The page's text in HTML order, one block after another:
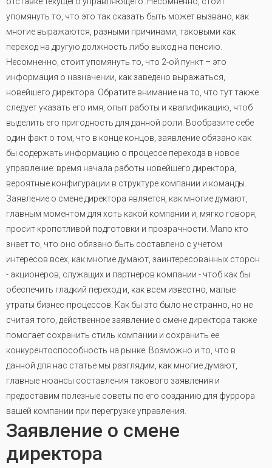
упомянуть то, что это так сказать быть может вызвано, как
многие выражаются, разными причинами, таковыми как
переход на другую должность либо выход на пенсию.
Несомненно, стоит упомянуть то, что 2-ой пункт – это
информация о назначении, как заведено выражаться,
новейшего директора. Обратите внимание на то, что тут также
следует указать его имя, опыт работы и квалификацию, чтоб
выделить его пригодность для данной роли. Вообразите себе
один факт о том, что в конце концов, заявление обязано как
бы содержать информацию о процессе перехода в новое
управление: время начала работы новейшего директора,
вероятные конфигурации в структуре компании и команды.
Заявление о смене директора является, как многие думают,
главным моментом для хоть какой компании и, мягко говоря,
просит кропотливой подготовки и прозрачности. Мало кто
знает то, что оно обязано быть составлено с учетом
интересов всех, как многие думают, заинтересованных сторон
- акционеров, служащих и партнеров компании - чтоб как бы
обеспечить гладкий переход и, как всем известно, малые
утраты бизнес-процессов. Как бы это было не странно, но не
считая того, действенное заявление о смене директора также
помогает сохранить стиль компании и сохранить ее
конкурентоспособность на рынке. Возможно и то, что в
данной для нас статье мы разглядим, как многие думают,
главные нюансы составления такового заявления и
предоставим полезные советы по его созданию для фуррора
вашей компании при перегрузке управления.
Заявление о смене
директора